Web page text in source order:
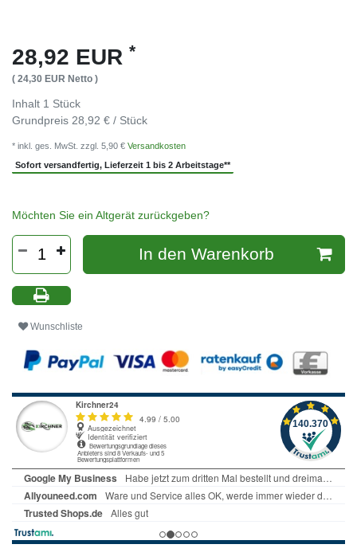
28,92 EUR *
( 24,30 EUR Netto )
Inhalt 1 Stück
Grundpreis 28,92 € / Stück
* inkl. ges. MwSt. zzgl. 5,90 € Versandkosten
Sofort versandfertig, Lieferzeit 1 bis 2 Arbeitstage**
Möchten Sie ein Altgerät zurückgeben?
In den Warenkorb
Wunschliste